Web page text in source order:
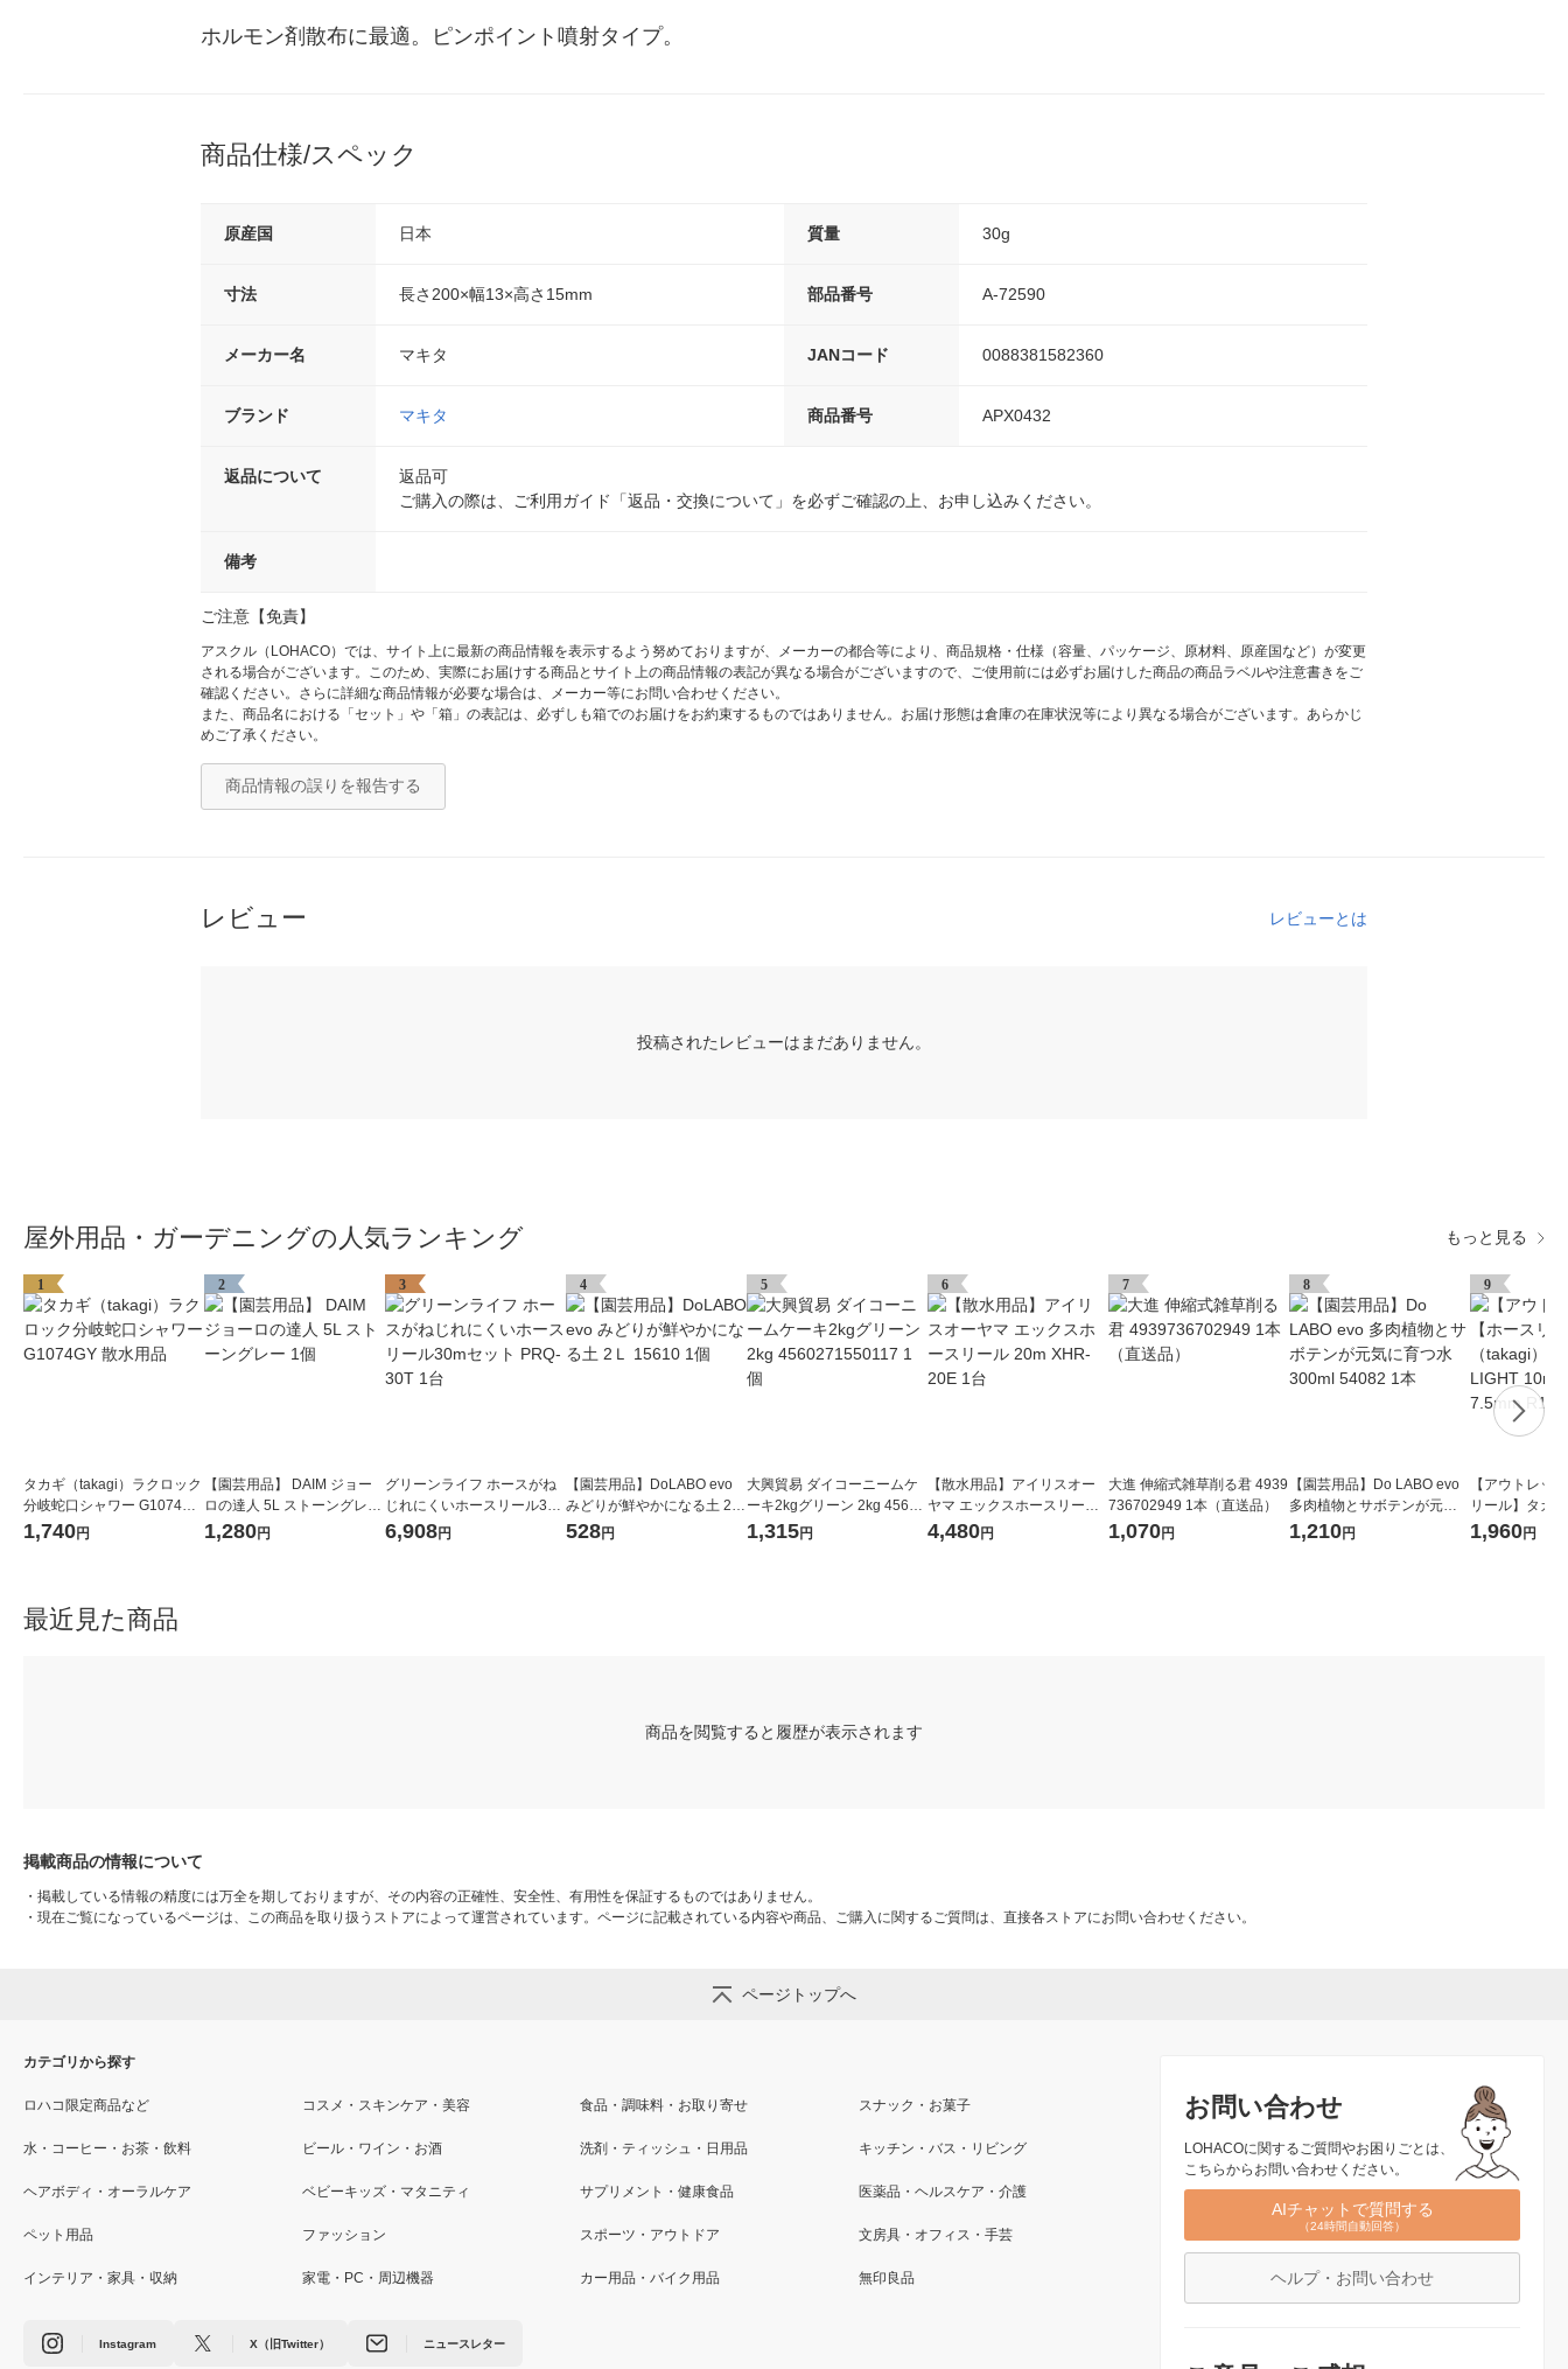
ホルモン剤散布に最適。ピンポイント噴射タイプ。
商品仕様/スペック
原産国 日本 質量 30g
寸法 長さ200×幅13×高さ15mm 部品番号 A-72590
メーカー名 マキタ JANコード 0088381582360
ブランド マキタ 商品番号 APX0432
返品について
返品可
ご購入の際は、ご利用ガイド「返品・交換について」を必ずご確認の上、お申し込みください。
備考
ご注意【免責】
アスクル（LOHACO）では、サイト上に最新の商品情報を表示するよう努めておりますが、メーカーの都合等により、商品規格・仕様（容量、パッケージ、原材料、原産国など）が変更
される場合がございます。このため、実際にお届けする商品とサイト上の商品情報の表記が異なる場合がございますので、ご使用前には必ずお届けした商品の商品ラベルや注意書きをご
確認ください。さらに詳細な商品情報が必要な場合は、メーカー等にお問い合わせください。
また、商品名における「セット」や「箱」の表記は、必ずしも箱でのお届けをお約束するものではありません。お届け形態は倉庫の在庫状況等により異なる場合がございます。あらかじ
めご了承ください。
商品情報の誤りを報告する
レビュー レビューとは
投稿されたレビューはまだありません。
屋外用品・ガーデニングの人気ランキング もっと見る
1
タカギ（takagi）ラクロック
分岐蛇口シャワー G1074GY
散水用品
1,740円
2
【園芸用品】 DAIM ジョー
ロの達人 5L ストーングレー
1個
1,280円
3
グリーンライフ ホースがね
じれにくいホースリール30
mセット PRQ-30T 1台
6,908円
4
【園芸用品】DoLABO evo
みどりが鮮やかになる土 2Ｌ
15610 1個
528円
5
大興貿易 ダイコーニームケ
ーキ2kgグリーン 2kg 45602
71550117 1個
1,315円
6
【散水用品】アイリスオー
ヤマ エックスホースリール
20m XHR-20E 1台
4,480円
7
大進 伸縮式雑草削る君 4939
736702949 1本（直送品）
1,070円
8
【園芸用品】Do LABO evo
多肉植物とサボテンが元気
に育つ水 300ml 54082 1本
1,210円
9
【アウトレッ
リール】タカ
ーロラLIGHT
1,960円
最近見た商品
商品を閲覧すると履歴が表示されます
掲載商品の情報について
・ 掲載している情報の精度には万全を期しておりますが、その内容の正確性、安全性、有用性を保証するものではありません。
・ 現在ご覧になっているページは、この商品を取り扱うストアによって運営されています。ページに記載されている内容や商品、ご購入に関するご質問は、直接各ストアにお問い合わせください。
ページトップへ
お問い合わせ
LOHACOに関するご質問やお困りごとは、
こちらからお問い合わせください。
AIチャットで質問する
（24時間自動回答）
ヘルプ・お問い合わせ
カテゴリから探す
ロハコ限定商品など コスメ・スキンケア・美容 食品・調味料・お取り寄せ スナック・お菓子
水・コーヒー・お茶・飲料 ビール・ワイン・お酒 洗剤・ティッシュ・日用品 キッチン・バス・リビング
ヘアボディ・オーラルケア ベビーキッズ・マタニティ サプリメント・健康食品 医薬品・ヘルスケア・介護
ペット用品 ファッション スポーツ・アウトドア 文房具・オフィス・手芸
インテリア・家具・収納 家電・PC・周辺機器 カー用品・バイク用品 無印良品
Instagram X（旧Twitter） ニュースレター